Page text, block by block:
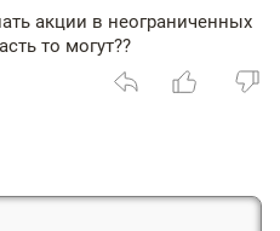
акции в неограниченных
то могут??